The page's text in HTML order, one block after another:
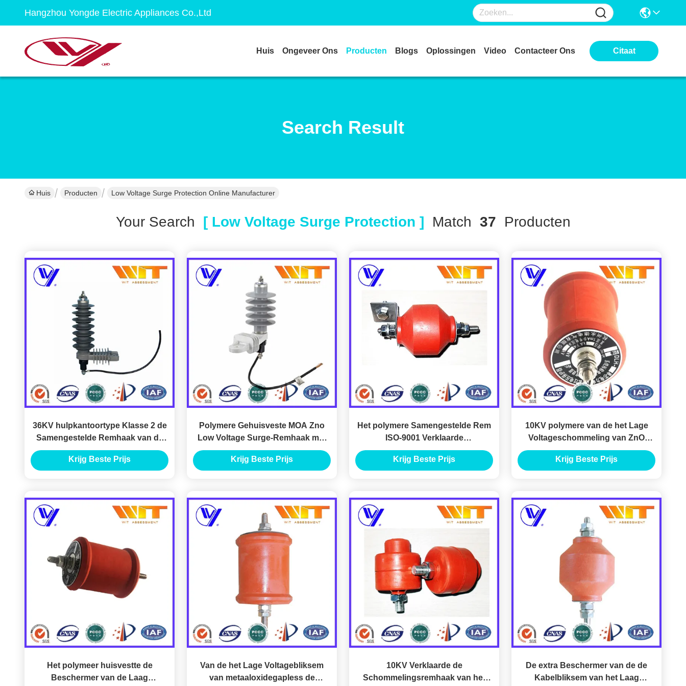
Hangzhou Yongde Electric Appliances Co.,Ltd
Huis Ongeveer Ons Producten Blogs Oplossingen Video Contacteer Ons Citaat
Search Result
Huis Producten Low Voltage Surge Protection Online Manufacturer
Your Search [ Low Voltage Surge Protection ] Match 37 Producten
36KV hulpkantoortype Klasse 2 de
Samengestelde Remhaak van de
Laag Voltageschommeling met
Hoepel
Krijg Beste Prijs
Polymere Gehuisveste MOA Zno
Low Voltage Surge-Remhaak met
ISO9001
Krijg Beste Prijs
Het polymere Samengestelde Rem
ISO-9001 Verklaarde
Beschermende Apparaat van de
Laag Voltageschommeling
Krijg Beste Prijs
10KV polymere van de het Lage
Voltageschommeling van ZnO
Remklasse 1 de Norm van Typecei
Krijg Beste Prijs
Het polymeer huisvestte de
Beschermer van de Laag
Van de het Lage Voltagebliksem
van metaaloxidegapless de
10KV Verklaarde de
Schommelingsremhaak van het
De extra Beschermer van de de
Kabelbliksem van het Laag